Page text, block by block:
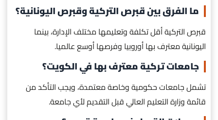
ما الفرق بين قبرص التركية وقبرص اليونانية؟
قبرص التركية أقل تكلفة وتعليمها مختلف الإدارة، بينما
اليونانية معترف بها أوروبيا وفرصها أوسع عالميا.
جامعات تركية معترف بها في الكويت؟
تشمل جامعات حكومية وخاصة معتمدة، ويجب التأكد من
قائمة وزارة التعليم العالي قبل التقديم لأي جامعة.